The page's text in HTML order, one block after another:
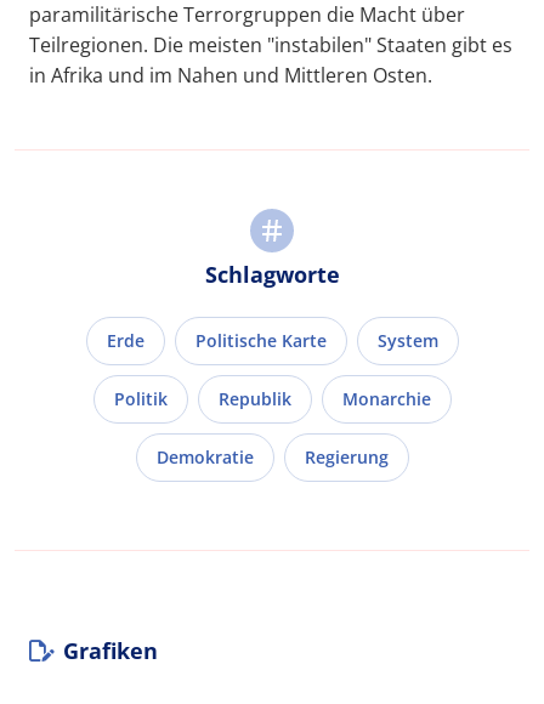
paramilitärische Terrorgruppen die Macht über
Teilregionen. Die meisten "instabilen" Staaten gibt es
in Afrika und im Nahen und Mittleren Osten.
Schlagworte
Erde Politische Karte System
Politik Republik Monarchie
Demokratie Regierung
Grafiken